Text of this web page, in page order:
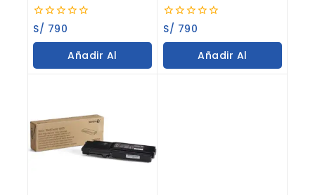
0
out
of
S/ 790
Añadir Al
0
out
of
S/ 790
Añadir Al